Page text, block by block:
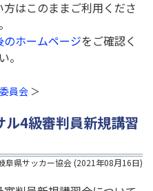
はこのままご利用くださ
のホームページをご確認く
。
員会
ル4級審判員新規講習
阜県サッカー協会 (2021年08月16日)